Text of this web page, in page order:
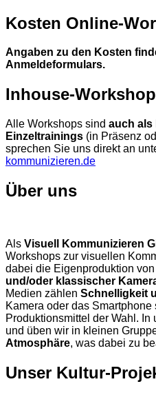
Kosten Online-
Angaben zu den Kosten
Anmeldeformulars.
Inhouse-
Alle Workshops sind auch als
Einzeltrainings (in Präsenz
sprechen Sie uns direkt an
kommunizieren.de
Über uns
Als Visuell Kommunizieren
Workshops zur visuellen
dabei die Eigenproduktion
und/oder klassischer
Medien zählen Schnelligkeit
Kamera oder das
Produktionsmittel der Wahl.
und üben wir in kleinen
Atmosphäre, was dabei zu
Unser Kultur-